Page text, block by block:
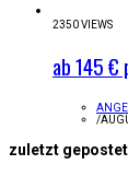
2350 VIEWS
ab 145 €
/
zuletzt gepostet